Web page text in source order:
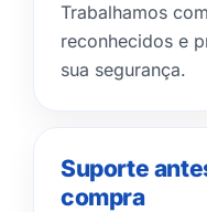
Trabalhamos
reconhecidos e
sua segurança.
Suporte
compra